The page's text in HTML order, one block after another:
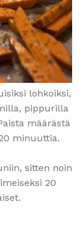
lohkoiksi,
pippurilla
määrästä
minuuttia.
sitten noin
20